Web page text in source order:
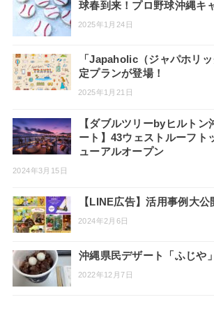
球春到来！プロ野球沖縄キ
2025年1月24日
「Japaholic（ジャパホリ
定プランが登場！
2025年1月21日
【ダブルツリーbyヒルトン
ート】43ウェストルーフト
ューアルオープン
2024年3月15日
【LINE広告】活用事例大公
2024年2月6日
沖縄県民デザート「ふじや
2022年12月7日